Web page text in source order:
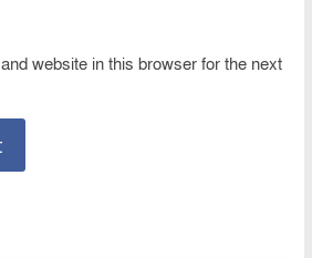
website in this browser for the next